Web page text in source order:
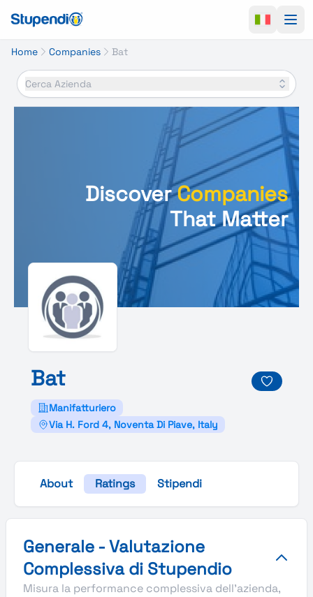
Home Companies Bat
Cerca Azienda
DiscoverCompanies
That Matter
Bat
Manifatturiero
Via H. Ford 4, Noventa Di Piave, Italy
About Ratings Stipendi
Generale - Valutazione
Complessiva di Stupendio
Misura la performance complessiva dell'azienda,